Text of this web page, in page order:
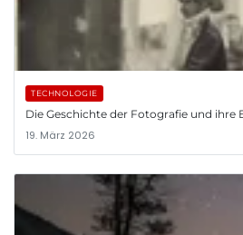
TECHNOLOGIE
Die Geschichte der Fotografie und
19. März 2026